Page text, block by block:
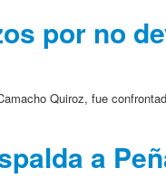
por no
Quiroz, fue
a